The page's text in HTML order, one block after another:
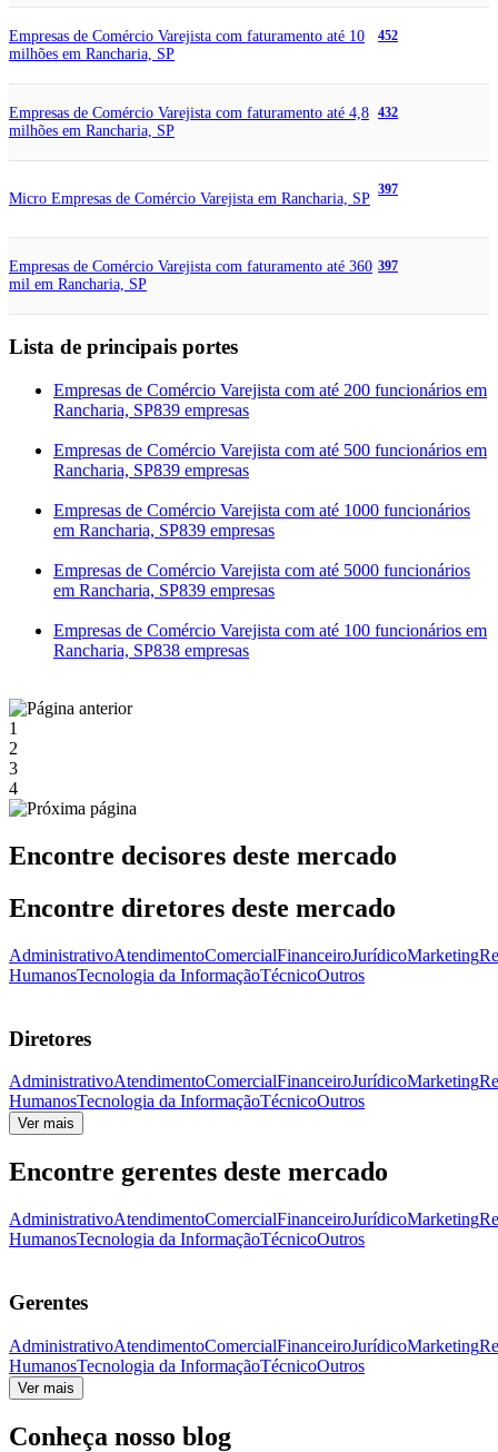
Empresas de Comércio Varejista com faturamento até 10
milhões em Rancharia, SP
452
Empresas de Comércio Varejista com faturamento até 4,8
milhões em Rancharia, SP
432
Micro Empresas de Comércio Varejista em Rancharia, SP
397
Empresas de Comércio Varejista com faturamento até 360
mil em Rancharia, SP
397
Lista de principais portes
Empresas de Comércio Varejista com até 200 funcionários em
Rancharia, SP839 empresas
Empresas de Comércio Varejista com até 500 funcionários em
Rancharia, SP839 empresas
Empresas de Comércio Varejista com até 1000 funcionários
em Rancharia, SP839 empresas
Empresas de Comércio Varejista com até 5000 funcionários
em Rancharia, SP839 empresas
Empresas de Comércio Varejista com até 100 funcionários em
Rancharia, SP838 empresas
1
2
3
4
Encontre decisores deste mercado
Encontre diretores deste mercado
AdministrativoAtendimentoComercialFinanceiroJurídicoMarketing
HumanosTecnologia da InformaçãoTécnicoOutros
Diretores
AdministrativoAtendimentoComercialFinanceiroJurídicoMarketing
HumanosTecnologia da InformaçãoTécnicoOutros
Ver mais
Encontre gerentes deste mercado
AdministrativoAtendimentoComercialFinanceiroJurídicoMarketing
HumanosTecnologia da InformaçãoTécnicoOutros
Gerentes
AdministrativoAtendimentoComercialFinanceiroJurídicoMarketing
HumanosTecnologia da InformaçãoTécnicoOutros
Ver mais
Conheça nosso blog